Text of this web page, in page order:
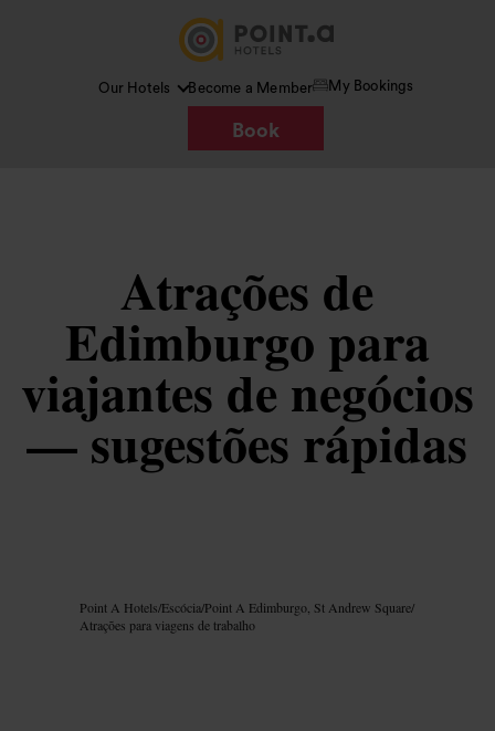
Our Hotels Become a Member My Bookings
Book
Atrações de
Edimburgo para
viajantes de negócios
— sugestões rápidas
Point A Hotels/Escócia/Point A Edimburgo, St Andrew Square/
Atrações para viagens de trabalho